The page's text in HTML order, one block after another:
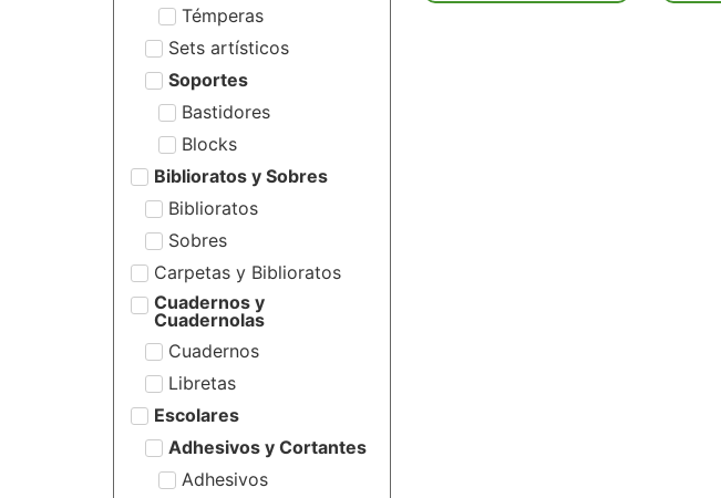
Témperas
Sets artísticos
Soportes
Bastidores
Blocks
Biblioratos y Sobres
Biblioratos
Sobres
Carpetas y Biblioratos
Cuadernos y
Cuadernolas
Cuadernos
Libretas
Escolares
Adhesivos y Cortantes
Adhesivos